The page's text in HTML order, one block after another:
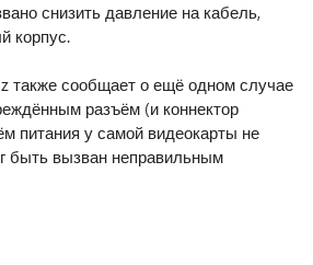
снизить давление на кабель,
корпус.
также сообщает о ещё одном случае
разъём (и коннектор
питания у самой видеокарты не
быть вызван неправильным